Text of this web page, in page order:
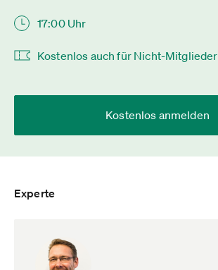
17:00 Uhr
Kostenlos auch für Nicht-Mitglieder
Kostenlos anmelden
Experte